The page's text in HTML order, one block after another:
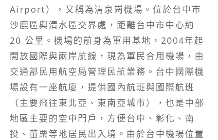
Airport），又稱為清泉崗機場。位於台中市
沙鹿區與清水區交界處，距離台中市中心約
20 公里。機場的前身為軍用基地，2004年起
開放國際與兩岸航線，現為軍民合用機場，由
交通部民用航空局管理民航業務。台中國際機
場設有一座航廈，提供國內航班與國際航班
（主要飛往東北亞、東南亞城市），也是中部
地區主要的空中門戶，方便台中、彰化、南
投、苗栗等地居民出入境。由於台中機場位置